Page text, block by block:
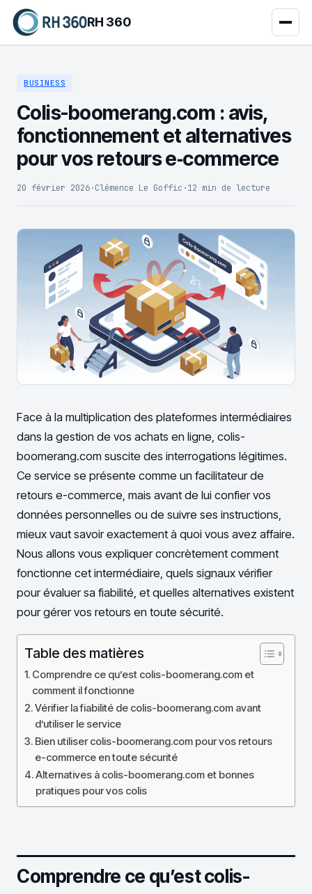
RH 360
BUSINESS
Colis-boomerang.com : avis,
fonctionnement et alternatives
pour vos retours e‑commerce
20 février 2026·Clémence Le Goffic ·12 min de lecture
Face à la multiplication des plateformes intermédiaires
dans la gestion de vos achats en ligne, colis-
boomerang.com suscite des interrogations légitimes.
Ce service se présente comme un facilitateur de
retours e-commerce, mais avant de lui confier vos
données personnelles ou de suivre ses instructions,
mieux vaut savoir exactement à quoi vous avez affaire.
Nous allons vous expliquer concrètement comment
fonctionne cet intermédiaire, quels signaux vérifier
pour évaluer sa fiabilité, et quelles alternatives existent
pour gérer vos retours en toute sécurité.
Table des matières
Comprendre ce qu’est colis-boomerang.com et
comment il fonctionne
Vérifier la fiabilité de colis-boomerang.com avant
d’utiliser le service
Bien utiliser colis-boomerang.com pour vos retours
e-commerce en toute sécurité
Alternatives à colis-boomerang.com et bonnes
pratiques pour vos colis
Comprendre ce qu’est colis-